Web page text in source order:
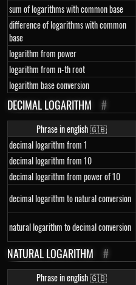
sum of logarithms with common base
difference of logarithms with common
base
logarithm from power
logarithm from n-th root
logarithm base conversion
DECIMAL LOGARITHM #
Phrase in english 🇬🇧
decimal logarithm from 1
decimal logarithm from 10
decimal logarithm from power of 10
decimal logarithm to natural conversion
natural logarithm to decimal conversion
NATURAL LOGARITHM #
Phrase in english 🇬🇧